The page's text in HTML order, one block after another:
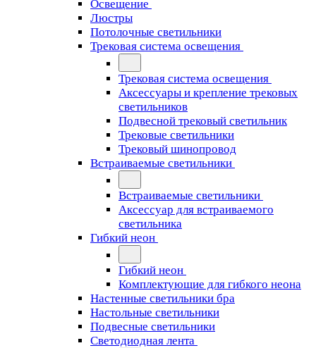
Освещение
Люстры
Потолочные светильники
Трековая система освещения
Трековая система освещения
Аксессуары и крепление трековых
светильников
Подвесной трековый светильник
Трековые светильники
Трековый шинопровод
Встраиваемые светильники
Встраиваемые светильники
Аксессуар для встраиваемого
светильника
Гибкий неон
Гибкий неон
Комплектующие для гибкого неона
Настенные светильники бра
Настольные светильники
Подвесные светильники
Светодиодная лента